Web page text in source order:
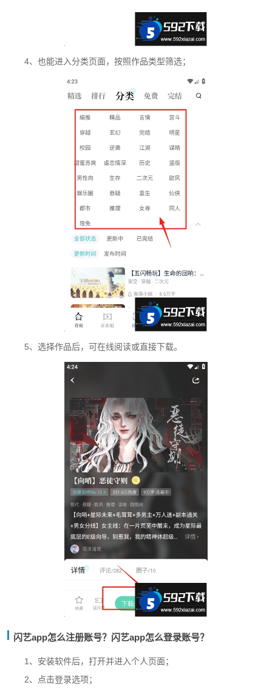
4、也能进入分类页面，按照作品类型筛选；
5、选择作品后，可在线阅读或直接下载。
闪艺app怎么注册账号？闪艺app怎么登录账号？
1、安装软件后，打开并进入个人页面；
2、点击登录选项；